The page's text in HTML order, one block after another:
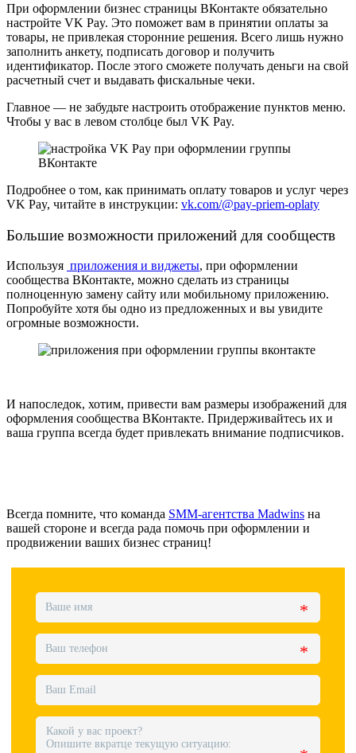
При оформлении бизнес страницы ВКонтакте обязательно
настройте VK Pay. Это поможет вам в принятии оплаты за
товары, не привлекая сторонние решения. Всего лишь нужно
заполнить анкету, подписать договор и получить
идентификатор. После этого сможете получать деньги на свой
расчетный счет и выдавать фискальные чеки.
Главное — не забудьте настроить отображение пунктов меню.
Чтобы у вас в левом столбце был VK Pay.
Подробнее о том, как принимать оплату товаров и услуг через
VK Pay, читайте в инструкции: vk.com/@pay-priem-oplaty
Большие возможности приложений для сообществ
Используя приложения и виджеты, при оформлении
сообщества ВКонтакте, можно сделать из страницы
полноценную замену сайту или мобильному приложению.
Попробуйте хотя бы одно из предложенных и вы увидите
огромные возможности.
И напоследок, хотим, привести вам размеры изображений для
оформления сообщества ВКонтакте. Придерживайтесь их и
ваша группа всегда будет привлекать внимание подписчиков.
Всегда помните, что команда SMM-агентства Madwins на
вашей стороне и всегда рада помочь при оформлении и
продвижении ваших бизнес страниц!